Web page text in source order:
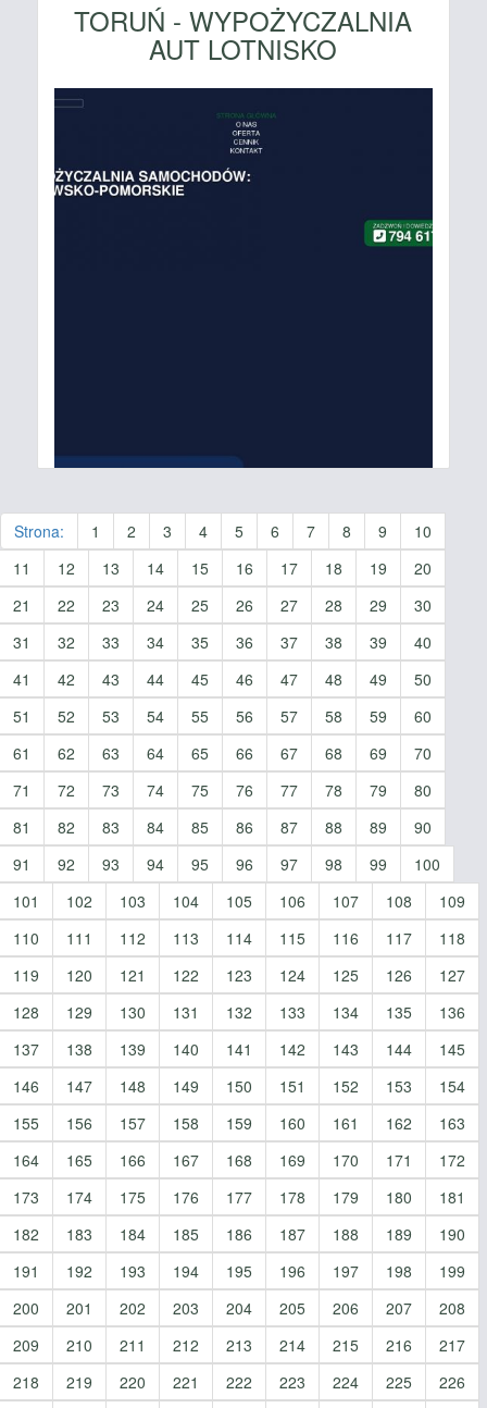
TORUŃ - WYPOŻYCZALNIA
AUT LOTNISKO
Strona: 1 2 3 4 5 6 7 8 9
10
11
12 13 14 15 16 17 18 19
20
21
22 23 24 25 26 27 28 29
30
31
32 33 34 35 36 37 38 39
40
41
42 43 44 45 46 47 48 49
50
51
52 53 54 55 56 57 58 59
60
61
62 63 64 65 66 67 68 69
70
71
72 73 74 75 76 77 78 79
80
81
82 83 84 85 86 87 88 89
90
91
92 93 94 95 96 97 98 99
100
101
102 103 104 105 106 107 108
109
110
111 112 113 114 115 116 117
118
119
120 121 122 123 124 125 126
127
128
129 130 131 132 133 134 135
136
137
138 139 140 141 142 143 144
145
146
147 148 149 150 151 152 153
154
155
156 157 158 159 160 161 162
163
164
165 166 167 168 169 170 171
172
173
174 175 176 177 178 179 180
181
182
183 184 185 186 187 188 189
190
191
192 193 194 195 196 197 198
199
200
201 202 203 204 205 206 207
208
209
210 211 212 213 214 215 216
217
218
219 220 221 222 223 224 225
226